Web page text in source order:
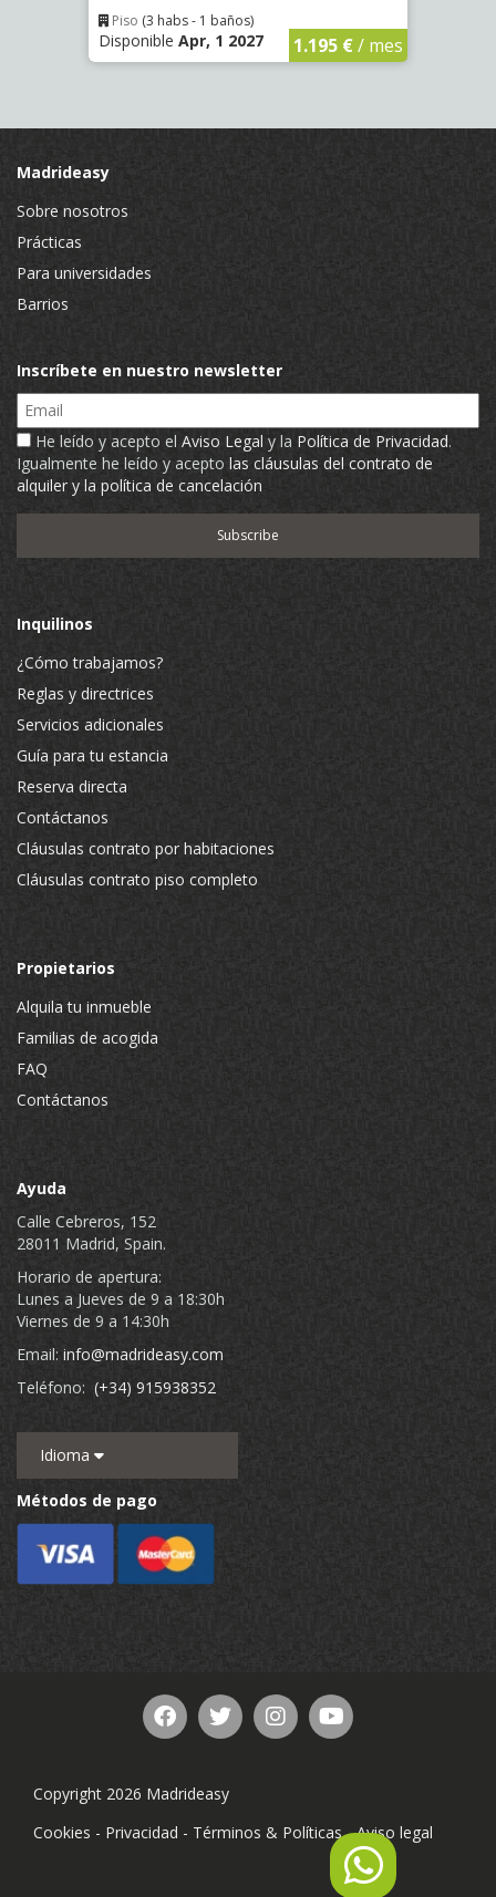
Piso (3 habs - 1 baños)
Disponible Apr, 1 2027 1.195 €/ mes
Madrideasy
Sobre nosotros
Prácticas
Para universidades
Barrios
Inscríbete en nuestro newsletter
Email
He leído y acepto el Aviso Legal y la Política de Privacidad.
Igualmente he leído y acepto las cláusulas del contrato de
alquiler y la política de cancelación
Inquilinos
¿Cómo trabajamos?
Reglas y directrices
Servicios adicionales
Guía para tu estancia
Reserva directa
Contáctanos
Cláusulas contrato por habitaciones
Cláusulas contrato piso completo
Propietarios
Alquila tu inmueble
Familias de acogida
FAQ
Contáctanos
Ayuda
Calle Cebreros, 152
28011 Madrid, Spain.
Horario de apertura:
Lunes a Jueves de 9 a 18:30h
Viernes de 9 a 14:30h
Email: info@madrideasy.com
Teléfono: (+34) 915938352
Idioma
Métodos de pago
Copyright 2026 Madrideasy
Cookies - Privacidad - Términos & Políticas-Aviso legal